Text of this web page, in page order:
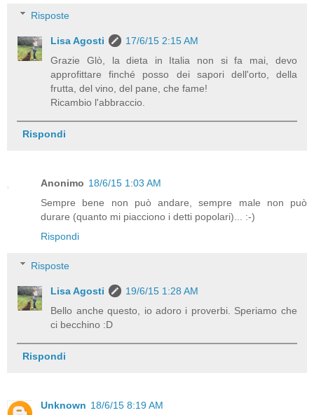
Risposte
Lisa Agosti
17/6/15 2:15 AM
Grazie Glò, la dieta in Italia non si fa mai, devo
approfittare finché posso dei sapori dell'orto, della
frutta, del vino, del pane, che fame!
Ricambio l'abbraccio.
Rispondi
Anonimo 18/6/15 1:03 AM
Sempre bene non può andare, sempre male non può
durare (quanto mi piacciono i detti popolari)... :-)
Rispondi
Risposte
Lisa Agosti
19/6/15 1:28 AM
Bello anche questo, io adoro i proverbi. Speriamo che
ci becchino :D
Rispondi
Unknown 18/6/15 8:19 AM